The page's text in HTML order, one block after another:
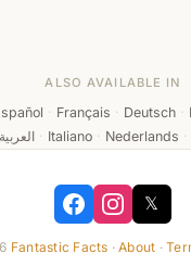
ALSO AVAILABLE IN
· Français · Deutsch ·
العربية · Italiano · Nederlands ·
𝕏
Fantastic Facts ·About ·